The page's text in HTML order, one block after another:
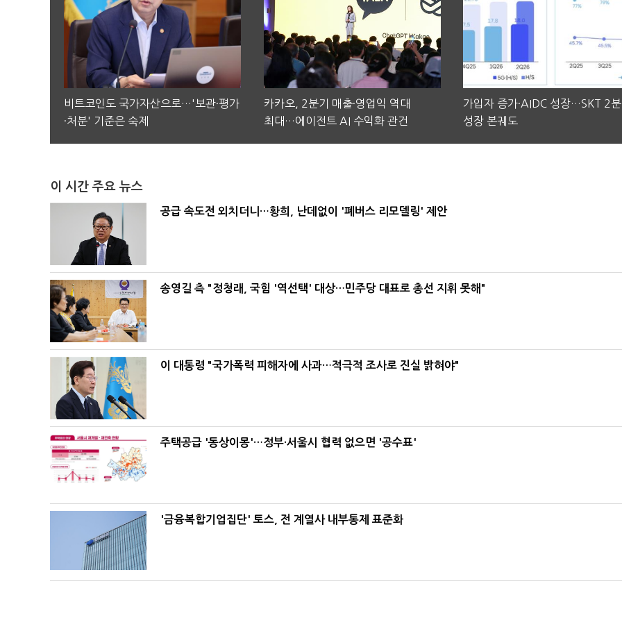
비트코인도 국가자산으로…'보관·평가
·처분' 기준은 숙제
카카오, 2분기 매출·영업익 역대
최대…에이전트 AI 수익화 관건
가입자 증가·AIDC 성장…SKT 2
성장 본궤도
이 시간 주요 뉴스
공급 속도전 외치더니…황희, 난데없이 '폐버스 리모델링' 제안
송영길 측 "정청래, 국힘 '역선택' 대상…민주당 대표로 총선 지휘 못해"
이 대통령 "국가폭력 피해자에 사과…적극적 조사로 진실 밝혀야"
주택공급 '동상이몽'…정부·서울시 협력 없으면 '공수표'
'금융복합기업집단' 토스, 전 계열사 내부통제 표준화